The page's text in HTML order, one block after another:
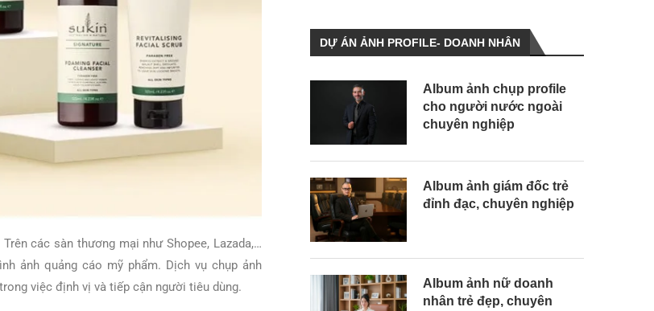
các sàn thương mại như Shopee, Lazada,…
ảnh quảng cáo mỹ phẩm. Dịch vụ chụp ảnh
việc định vị và tiếp cận người tiêu dùng.
DỰ ÁN ẢNH PROFILE- DOANH NHÂN
Album ảnh chụp profile
cho người nước ngoài
chuyên nghiệp
Album ảnh giám đốc trẻ
đỉnh đạc, chuyên nghiệp
Album ảnh nữ doanh
nhân trẻ đẹp, chuyên